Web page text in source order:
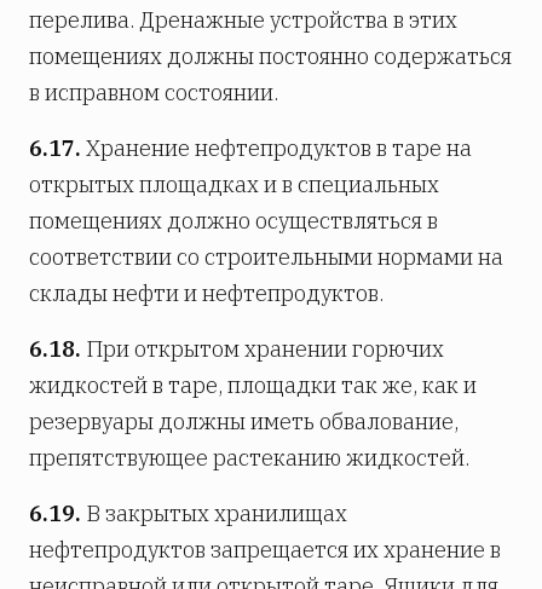
перелива. Дренажные устройства в этих
помещениях должны постоянно содержаться
в исправном состоянии.
6.17. Хранение нефтепродуктов в таре на
открытых площадках и в специальных
помещениях должно осуществляться в
соответствии со строительными нормами на
склады нефти и нефтепродуктов.
6.18. При открытом хранении горючих
жидкостей в таре, площадки так же, как и
резервуары должны иметь обвалование,
препятствующее растеканию жидкостей.
6.19. В закрытых хранилищах
нефтепродуктов запрещается их хранение в